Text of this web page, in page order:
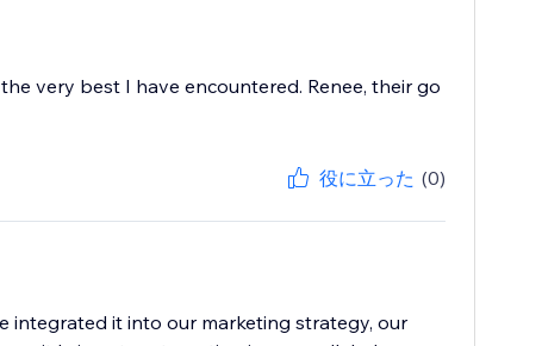
very best I have encountered. Renee, their go
役に立った (0)
integrated it into our marketing strategy, our